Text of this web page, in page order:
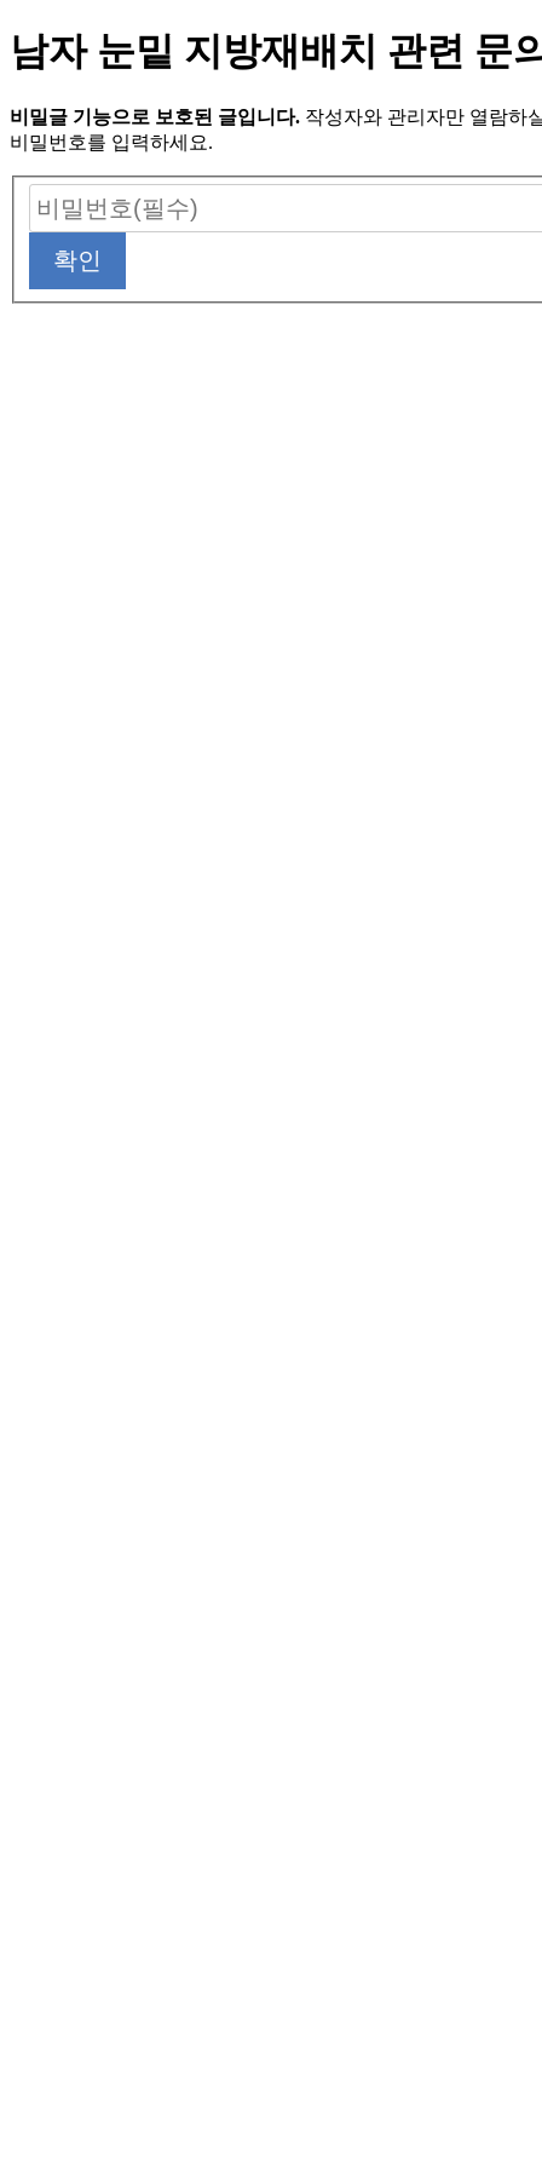
남자 눈밑 지방재배치 관련 문
비밀글 기능으로 보호된 글입니다. 작성자와 관리자만 열람하
비밀번호를 입력하세요.